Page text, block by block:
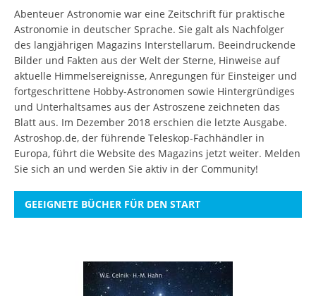
Abenteuer Astronomie war eine Zeitschrift für praktische
Astronomie in deutscher Sprache. Sie galt als Nachfolger
des langjährigen Magazins Interstellarum. Beeindruckende
Bilder und Fakten aus der Welt der Sterne, Hinweise auf
aktuelle Himmelsereignisse, Anregungen für Einsteiger und
fortgeschrittene Hobby-Astronomen sowie Hintergründiges
und Unterhaltsames aus der Astroszene zeichneten das
Blatt aus. Im Dezember 2018 erschien die letzte Ausgabe.
Astroshop.de, der führende Teleskop-Fachhändler in
Europa, führt die Website des Magazins jetzt weiter. Melden
Sie sich an und werden Sie aktiv in der Community!
GEEIGNETE BÜCHER FÜR DEN START